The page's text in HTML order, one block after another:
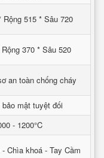
Rộng 515 * Sâu 720
370 * Sâu 520
an toàn chống cháy
bảo mật tuyệt đối
- 1200°C
Chìa khoá - Tay Cầm